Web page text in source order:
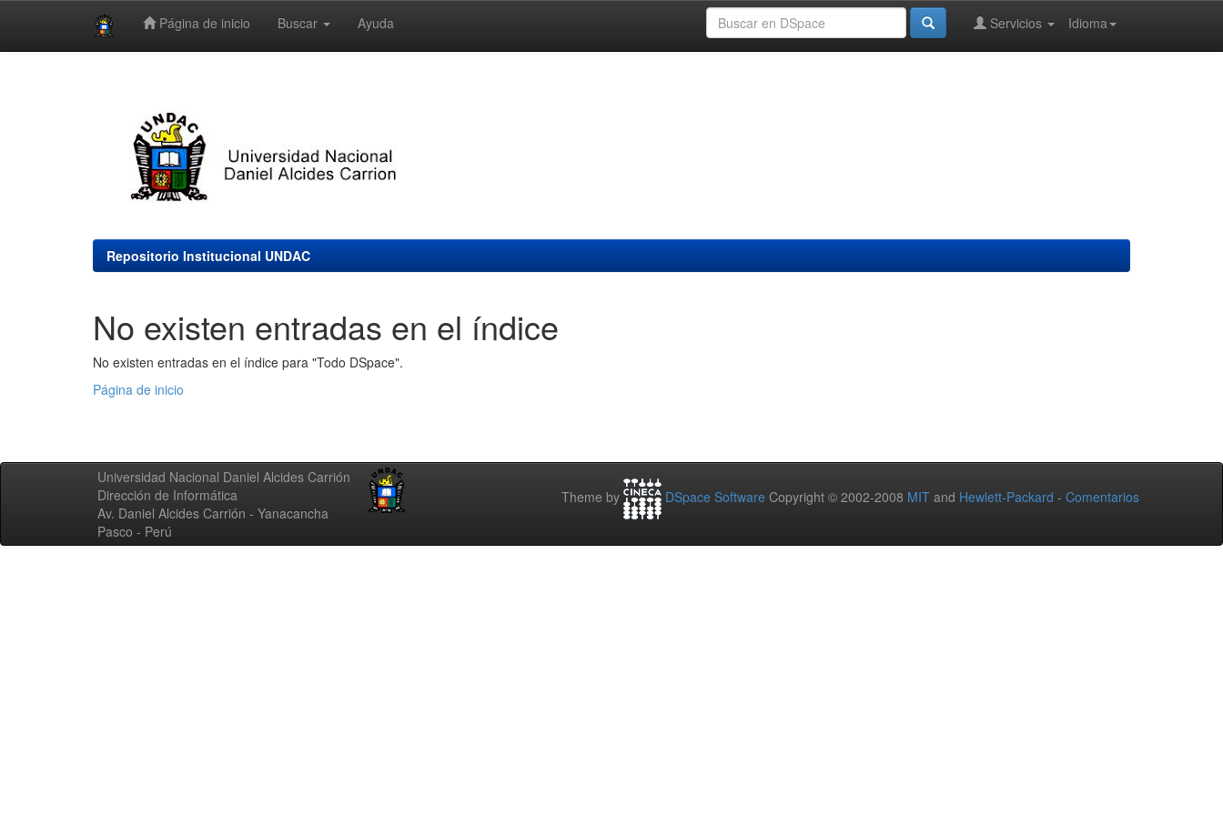
Página de inicio Buscar Ayuda Idioma
Servicios
Repositorio Institucional UNDAC
No existen entradas en el índice
No existen entradas en el índice para "Todo DSpace".
Página de inicio
Universidad Nacional Daniel Alcides Carrión
Dirección de Informática
Av. Daniel Alcides Carrión - Yanacancha
Pasco - Perú
Theme by DSpace Software Copyright © 2002-2008 MIT and Hewlett-Packard - Comentarios